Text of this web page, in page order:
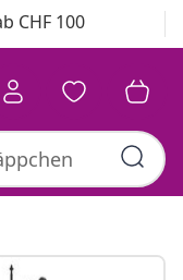
CHF 100